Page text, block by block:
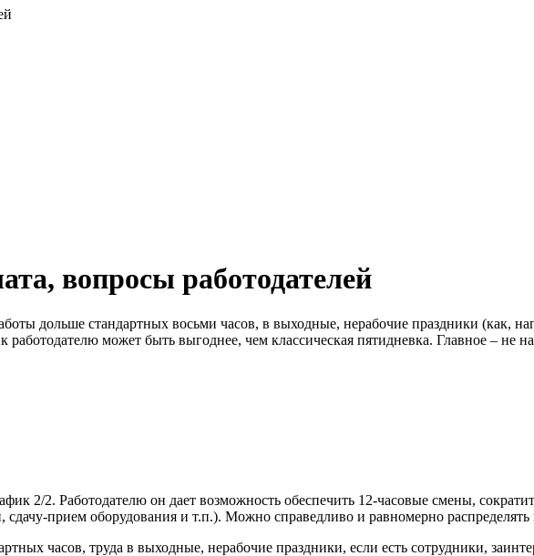
вопросы работодателей
дольше стандартных восьми часов, в выходные, нерабочие праздники (как,
работодателю может быть выгоднее, чем классическая пятидневка. Главное – не
2/2. Работодателю он дает возможность обеспечить 12-часовые смены,
сдачу-прием оборудования и т.п.). Можно справедливо и равномерно
часов, труда в выходные, нерабочие праздники, если есть сотрудники,